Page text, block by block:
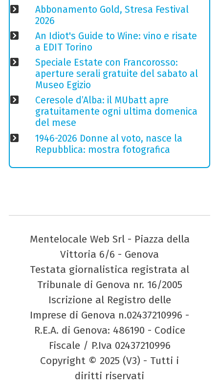
Abbonamento Gold, Stresa Festival
2026
An Idiot's Guide to Wine: vino e risate
a EDIT Torino
Speciale Estate con Francorosso:
aperture serali gratuite del sabato al
Museo Egizio
Ceresole d’Alba: il MUbatt apre
gratuitamente ogni ultima domenica
del mese
1946-2026 Donne al voto, nasce la
Repubblica: mostra fotografica
Mentelocale Web Srl - Piazza della
Vittoria 6/6 - Genova
Testata giornalistica registrata al
Tribunale di Genova nr. 16/2005
Iscrizione al Registro delle
Imprese di Genova n.02437210996 -
R.E.A. di Genova: 486190 - Codice
Fiscale / P.Iva 02437210996
Copyright © 2025 (V3) - Tutti i
diritti riservati